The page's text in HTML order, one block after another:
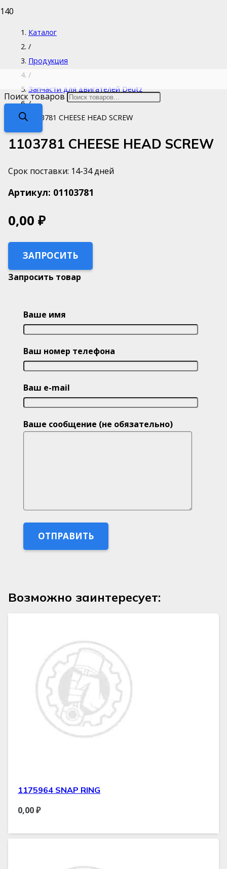
Поиск товаров
Каталог
/
Продукция
/
Запчасти для двигателей Deutz
/
1103781 CHEESE HEAD SCREW
1103781 CHEESE HEAD SCREW
Срок поставки: 14-34 дней
Артикул: 01103781
0,00 ₽
ЗАПРОСИТЬ
Запросить товар
Ваше имя
Ваш номер телефона
Ваш e-mail
Ваше сообщение (не обязательно)
Возможно заинтересует:
1175964 SNAP RING
0,00₽